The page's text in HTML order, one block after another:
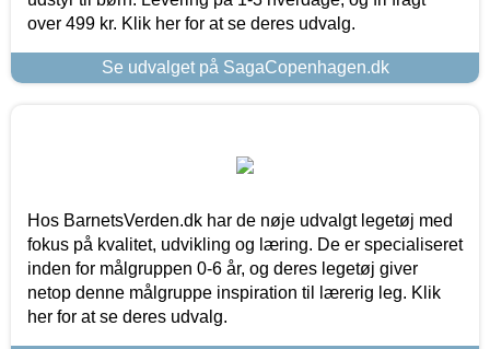
over 499 kr. Klik her for at se deres udvalg.
Se udvalget på SagaCopenhagen.dk
Hos BarnetsVerden.dk har de nøje udvalgt legetøj med
fokus på kvalitet, udvikling og læring. De er specialiseret
inden for målgruppen 0-6 år, og deres legetøj giver
netop denne målgruppe inspiration til lærerig leg. Klik
her for at se deres udvalg.